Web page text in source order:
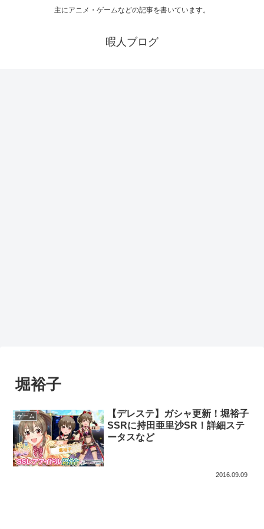
主にアニメ・ゲームなどの記事を書いています。
暇人ブログ
堀裕子
ゲーム
【デレステ】ガシャ更新！堀裕子
SSRに持田亜里沙SR！詳細ステ
ータスなど
2016.09.09